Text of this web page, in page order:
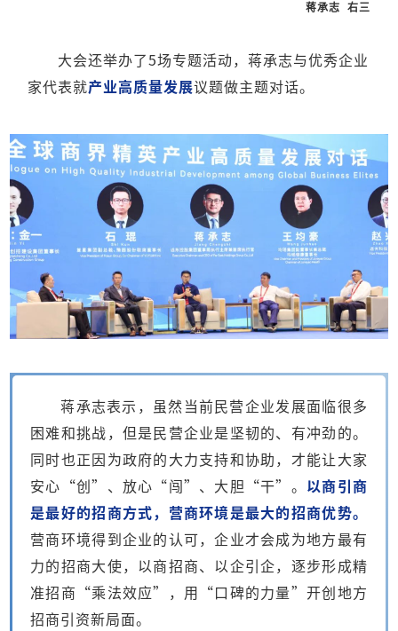
蒋承志 右三
大会还举办了5场专题活动，蒋承志与优秀企业
家代表就产业高质量发展议题做主题对话。
蒋承志表示，虽然当前民营企业发展面临很多
困难和挑战，但是民营企业是坚韧的、有冲劲的。
同时也正因为政府的大力支持和协助，才能让大家
安心“创”、放心“闯”、大胆“干”。 以商引商
是最好的招商方式，营商环境是最大的招商优势。
营商环境得到企业的认可，企业才会成为地方最有
力的招商大使，以商招商、以企引企，逐步形成精
准招商“乘法效应”，用“口碑的力量”开创地方
招商引资新局面。